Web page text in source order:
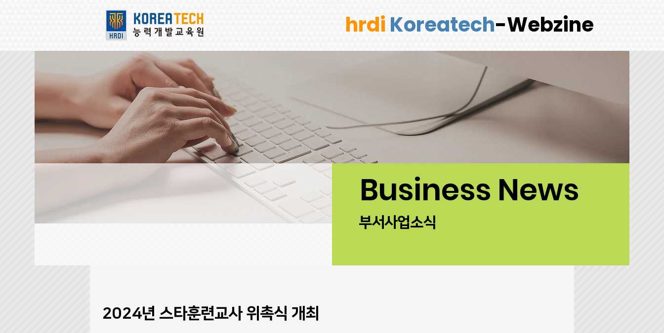
hrdi Koreatech-Webzine
Business News
부서사업소식
2024년 스타훈련교사 위촉식 개최